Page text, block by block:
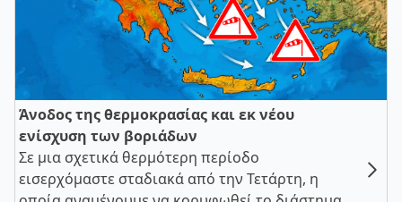
Άνοδος της θερμοκρασίας και εκ νέου
ενίσχυση των βοριάδων
Σε μια σχετικά θερμότερη περίοδο
εισερχόμαστε σταδιακά από την Τετάρτη, η